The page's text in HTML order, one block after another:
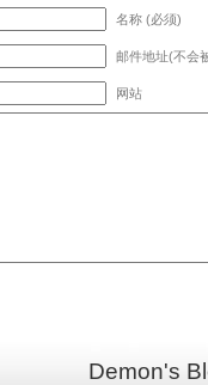
名称 (必须)
邮件地址(不会
网站
Demon's